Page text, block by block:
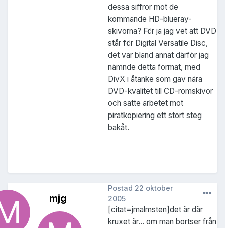
dessa siffror mot de
kommande HD-blueray-
skivorna? För ja jag vet att DVD
står för Digital Versatile Disc,
det var bland annat därför jag
nämnde detta format, med
DivX i åtanke som gav nära
DVD-kvalitet till CD-romskivor
och satte arbetet mot
piratkopiering ett stort steg
bakåt.
mjg
Postad 22 oktober
2005
[citat=jmalmsten]det är där
kruxet är... om man bortser från